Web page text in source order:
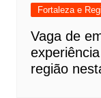
Fortaleza e
Vaga de
região